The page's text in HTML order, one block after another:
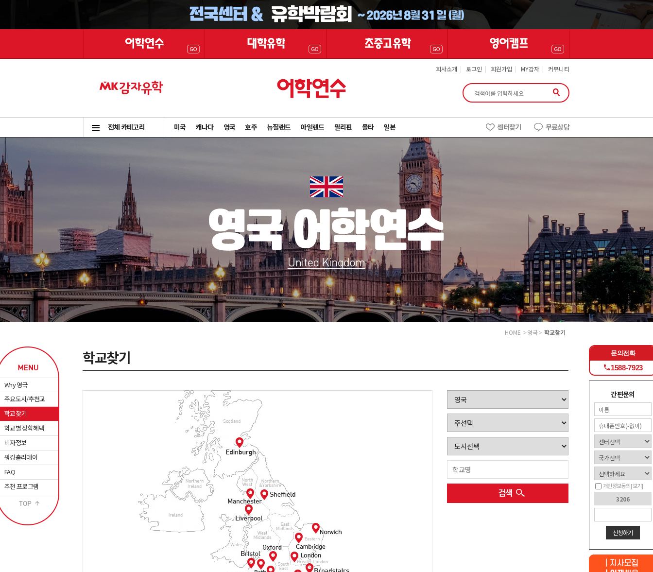
회사소개 | 로그인 | 회원가입 | MY감자 | 커뮤니티
전체 카테고리 미국 캐나다 영국 호주 뉴질랜드 아일랜드 필리핀 몰타 일본 무료상담
센터찾기
문의전화
1588-7923
간편문의
개인정보동의[보기]
신청하기
HOME 영국 학교찾기
학교찾기
Why 영국
주요도시/추천교
학교찾기
학교별 장학혜택
비자정보
워킹홀리데이
FAQ
추천 프로그램